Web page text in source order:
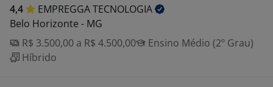
4,4 EMPREGGATECNOLOGIA
Belo Horizonte - MG
R$ 3.500,00 a R$ 4.500,00
Ensino Médio (2º Grau)
Híbrido